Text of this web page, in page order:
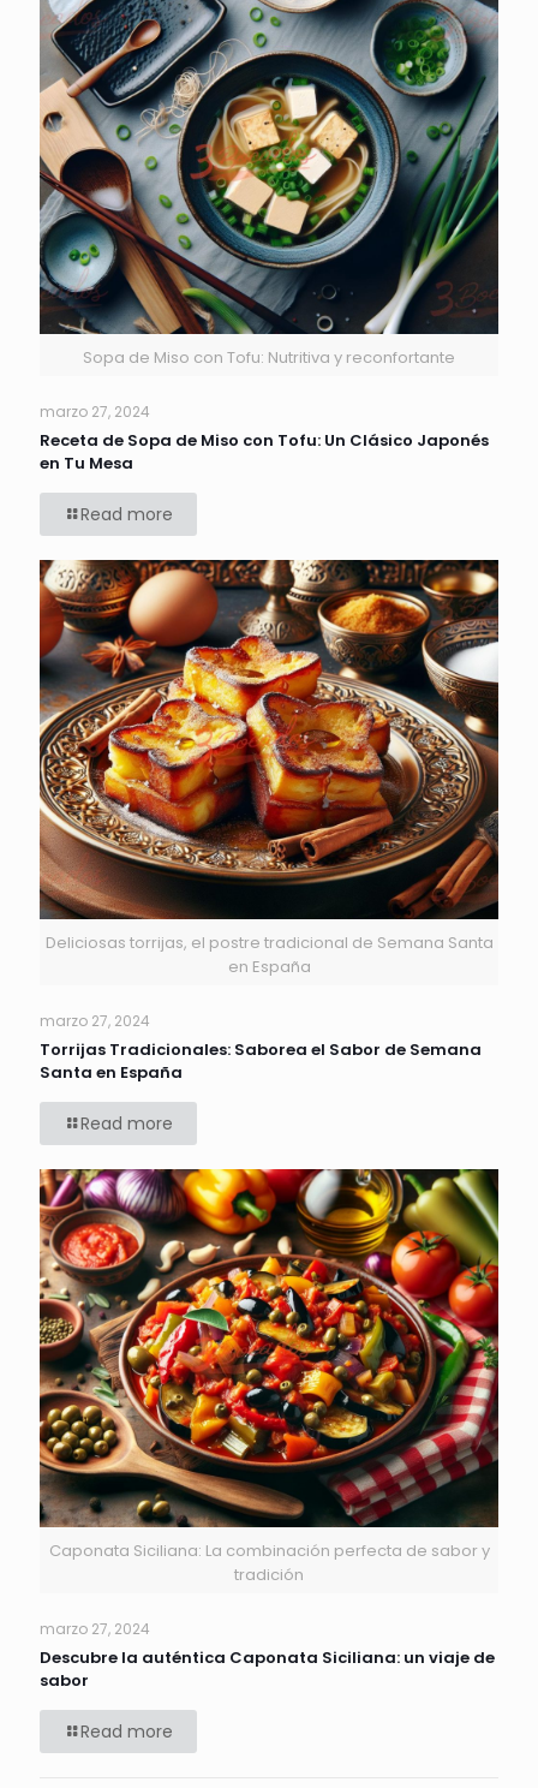
Sopa de Miso con Tofu: Nutritiva y reconfortante
marzo 27, 2024
Receta de Sopa de Miso con Tofu: Un Clásico Japonés
en Tu Mesa
Read more
Deliciosas torrijas, el postre tradicional de Semana Santa
en España
marzo 27, 2024
Torrijas Tradicionales: Saborea el Sabor de Semana
Santa en España
Read more
Caponata Siciliana: La combinación perfecta de sabor y
tradición
marzo 27, 2024
Descubre la auténtica Caponata Siciliana: un viaje de
sabor
Read more